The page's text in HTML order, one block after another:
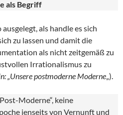
als Begriff
als handle es sich
zu lassen und damit die
als nicht zeitgemäß zu
Irrationalismus zu
„Unsere postmoderne Moderne„).
Moderne“, keine
jenseits von Vernunft und